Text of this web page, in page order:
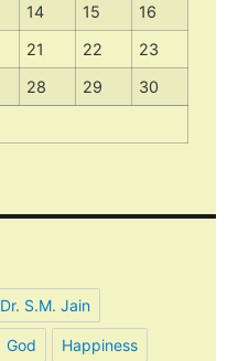
14 15
16
21 22
23
28 29
30
Dr. S.M. Jain
God Happiness